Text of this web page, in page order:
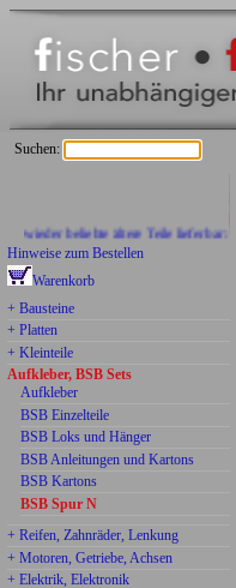
Suchen:
wieder beliebte ältere Teile lieferbar:
Hinweise zum Bestellen
Warenkorb
+ Bausteine
+ Platten
+ Kleinteile
Aufkleber, BSB Sets
Aufkleber
BSB Einzelteile
BSB Loks und Hänger
BSB Anleitungen und Kartons
BSB Kartons
BSB Spur N
+ Reifen, Zahnräder, Lenkung
+ Motoren, Getriebe, Achsen
+ Elektrik, Elektronik